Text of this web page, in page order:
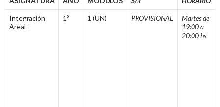
Integración
Areal I
1º 1 (UN) PROVISIONAL
Martes de
19:00 a
20:00 hs